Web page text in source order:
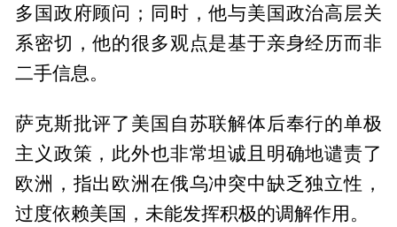
多国政府顾问；同时，他与美国政治高层关
系密切，他的很多观点是基于亲身经历而非
二手信息。
萨克斯批评了美国自苏联解体后奉行的单极
主义政策，此外也非常坦诚且明确地谴责了
欧洲，指出欧洲在俄乌冲突中缺乏独立性，
过度依赖美国，未能发挥积极的调解作用。